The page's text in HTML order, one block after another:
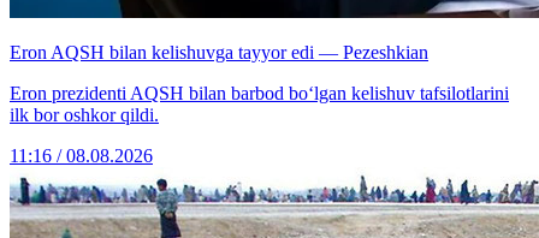
Eron AQSH bilan kelishuvga tayyor edi — Pezeshkian
Eron prezidenti AQSH bilan barbod bo‘lgan kelishuv tafsilotlarini
ilk bor oshkor qildi.
11:16 / 08.08.2026